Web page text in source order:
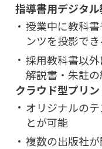
指導書用デジタ
授業中に教科
ンツを投影でき
採用教科書以
解説書・朱註
クラウド型プリ
オリジナルの
とが可能
複数の出版社